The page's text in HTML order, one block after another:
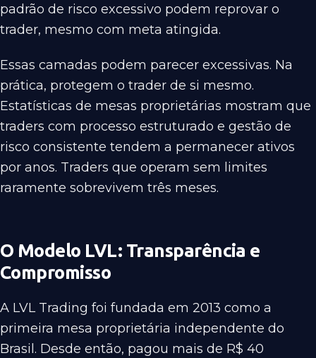
padrão de risco excessivo podem reprovar o
trader, mesmo com meta atingida.
Essas camadas podem parecer excessivas. Na
prática, protegem o trader de si mesmo.
Estatísticas de mesas proprietárias mostram que
traders com processo estruturado e gestão de
risco consistente tendem a permanecer ativos
por anos. Traders que operam sem limites
raramente sobrevivem três meses.
O Modelo LVL: Transparência e
Compromisso
A LVL Trading foi fundada em 2013 como a
primeira mesa proprietária independente do
Brasil. Desde então, pagou mais de R$ 40